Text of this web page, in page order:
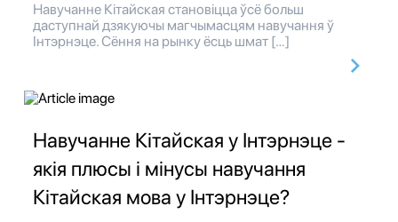
Навучанне Кітайская становіцца ўсё больш
даступнай дзякуючы магчымасцям навучання ў
Інтэрнэце. Сёння на рынку ёсць шмат […]
Навучанне Кітайская у Інтэрнэце -
якія плюсы і мінусы навучання
Кітайская мова у Інтэрнэце?